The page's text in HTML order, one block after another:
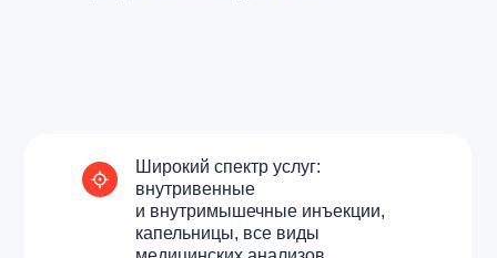
Широкий спектр услуг:
внутривенные
и внутримышечные инъекции,
капельницы, все виды